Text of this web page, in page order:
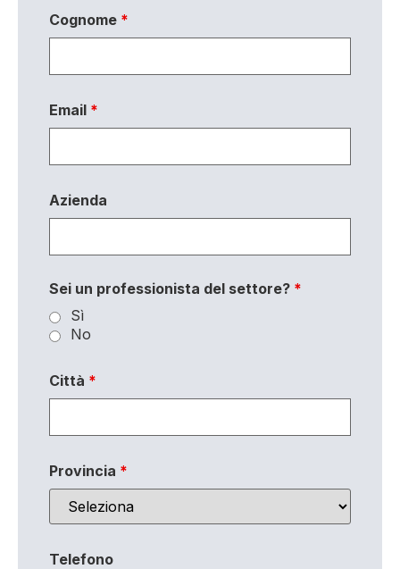
Cognome *
Email *
Azienda
Sei un professionista del settore? *
Sì
No
Città *
Provincia *
Telefono